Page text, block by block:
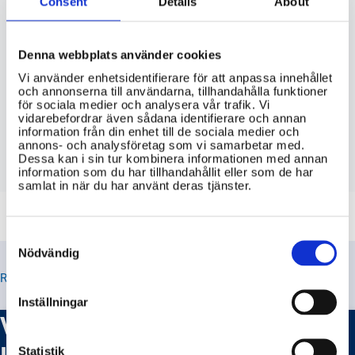
Denna webbplats använder cookies
Vi använder enhetsidentifierare för att anpassa innehållet
och annonserna till användarna, tillhandahålla funktioner
för sociala medier och analysera vår trafik. Vi
vidarebefordrar även sådana identifierare och annan
information från din enhet till de sociala medier och
annons- och analysföretag som vi samarbetar med.
Dessa kan i sin tur kombinera informationen med annan
information som du har tillhandahållit eller som de har
samlat in när du har använt deras tjänster.
Selection
Nödvändig
Inställningar
Statistik
är offentligt tillgängliga?
Finns det en central databas eller
portal där all forskning från RISE är
tillgänglig?
Hur kan jag söka efter specifika
forskningsresultat och publikationer
från RISE på deras webbplats?
RELATERADE TIPS
Vad gör RISE Research